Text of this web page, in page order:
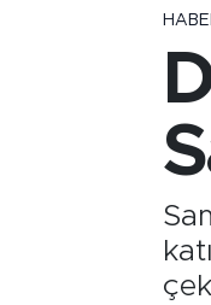
Trafik Durumu
Süper Lig
Tüm
Son Dakika
Haber Arşivi